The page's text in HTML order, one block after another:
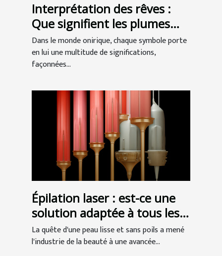
Interprétation des rêves :
Que signifient les plumes
dans nos songes ?
Dans le monde onirique, chaque symbole porte
en lui une multitude de significations,
façonnées...
Épilation laser : est-ce une
solution adaptée à tous les
types de peau ?
La quête d'une peau lisse et sans poils a mené
l'industrie de la beauté à une avancée...